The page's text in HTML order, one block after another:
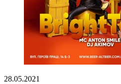
28.05.2021